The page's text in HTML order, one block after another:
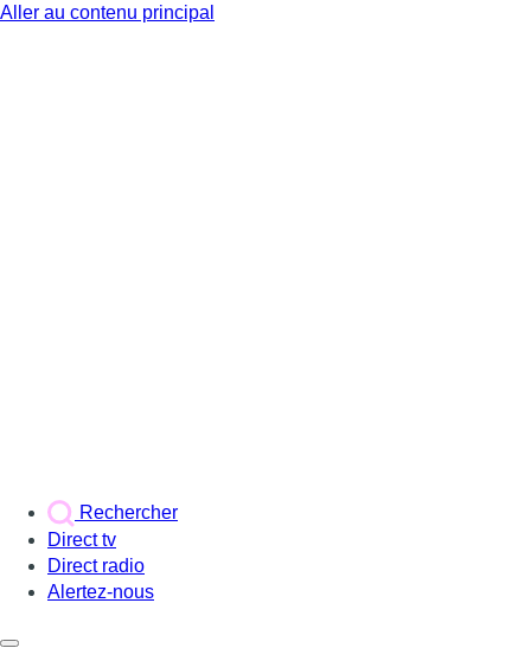
Aller au contenu principal
Rechercher
Direct tv
Direct radio
Alertez-nous